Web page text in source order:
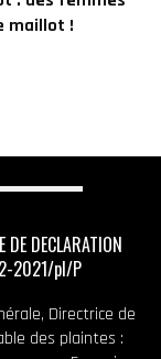
maillot !
DE DECLARATION
2021/pl/P
Directrice de
des plaintes :